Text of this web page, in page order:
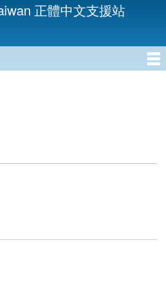
正體中文支援站